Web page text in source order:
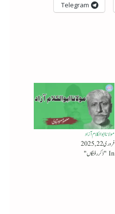
Telegram
مولانا ابوالکلام آزاد
فروری 22, 2025
In "ذکر رفتگاں"